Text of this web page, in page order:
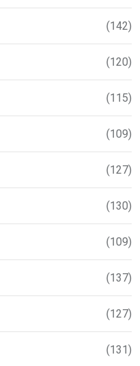
(142)
(120)
(115)
(109)
(127)
(130)
(109)
(137)
(127)
(131)